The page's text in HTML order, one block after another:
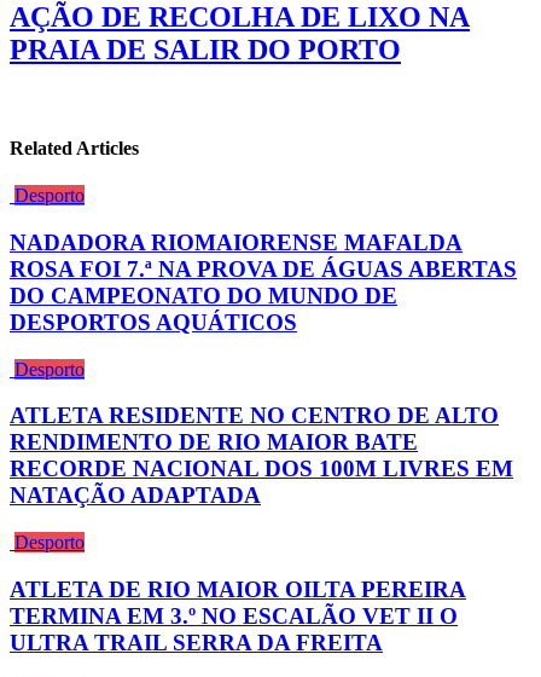
AÇÃO DE RECOLHA DE LIXO NA
PRAIA DE SALIR DO PORTO
Related Articles
Desporto
NADADORA RIOMAIORENSE MAFALDA
ROSA FOI 7.ª NA PROVA DE ÁGUAS ABERTAS
DO CAMPEONATO DO MUNDO DE
DESPORTOS AQUÁTICOS
Desporto
ATLETA RESIDENTE NO CENTRO DE ALTO
RENDIMENTO DE RIO MAIOR BATE
RECORDE NACIONAL DOS 100M LIVRES EM
NATAÇÃO ADAPTADA
Desporto
ATLETA DE RIO MAIOR OILTA PEREIRA
TERMINA EM 3.º NO ESCALÃO VET II O
ULTRA TRAIL SERRA DA FREITA